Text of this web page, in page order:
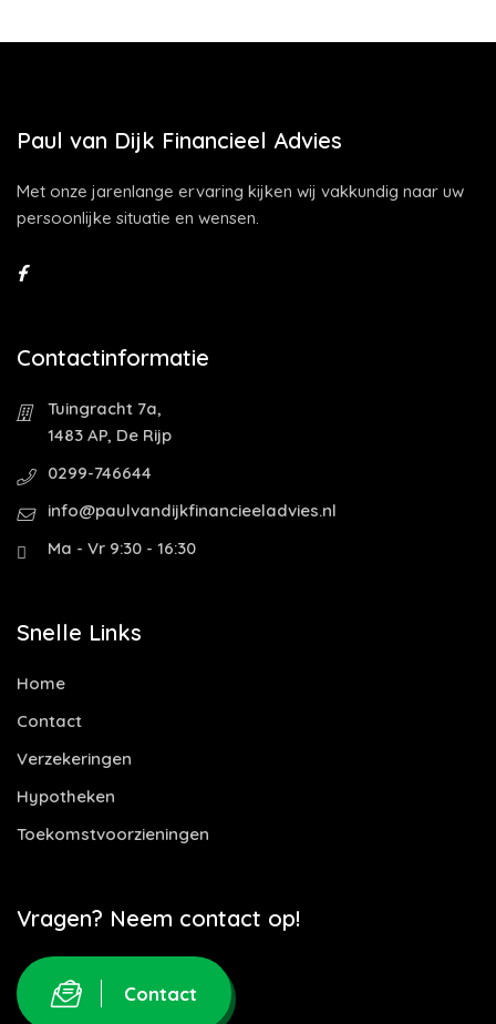
Paul van Dijk Financieel Advies
Met onze jarenlange ervaring kijken wij vakkundig naar uw
persoonlijke situatie en wensen.
Contactinformatie
Tuingracht 7a,
1483 AP, De Rijp
0299-746644
info@paulvandijkfinancieeladvies.nl
Ma - Vr 9:30 - 16:30
Snelle Links
Home
Contact
Verzekeringen
Hypotheken
Toekomstvoorzieningen
Vragen? Neem contact op!
Contact